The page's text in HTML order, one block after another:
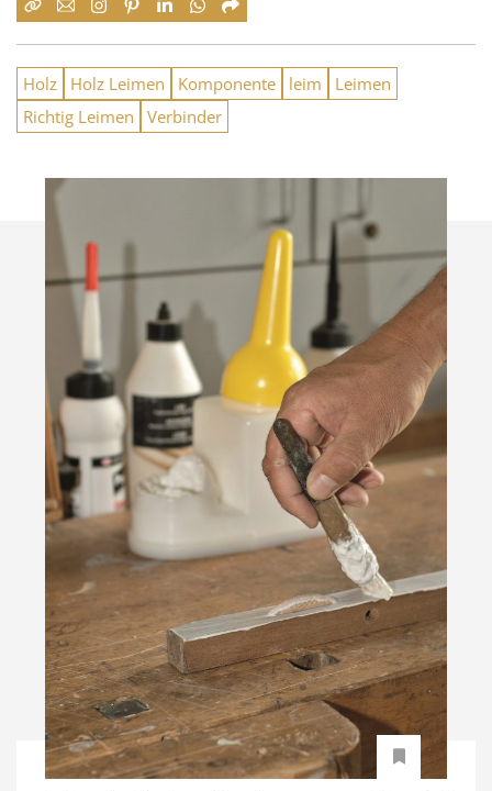
Holz Holz Leimen Komponente leim
Leimen
Richtig Leimen
Verbinder